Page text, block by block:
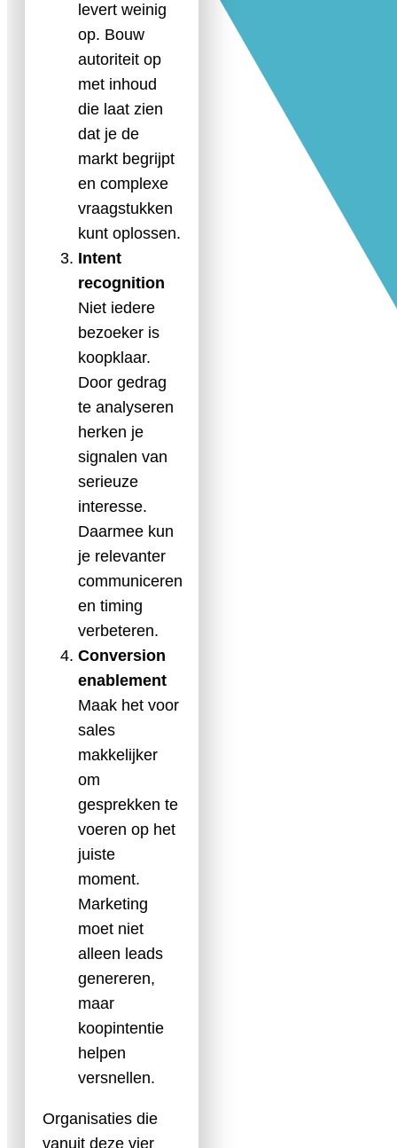
levert weinig
op. Bouw
autoriteit op
met inhoud
die laat zien
dat je de
markt begrijpt
en complexe
vraagstukken
kunt oplossen.
Intent
recognition
Niet iedere
bezoeker is
koopklaar.
Door gedrag
te analyseren
herken je
signalen van
serieuze
interesse.
Daarmee kun
je relevanter
communiceren
en timing
verbeteren.
Conversion
enablement
Maak het voor
sales
makkelijker
om
gesprekken te
voeren op het
juiste
moment.
Marketing
moet niet
alleen leads
genereren,
maar
koopintentie
helpen
versnellen.
Organisaties die
vanuit deze vier